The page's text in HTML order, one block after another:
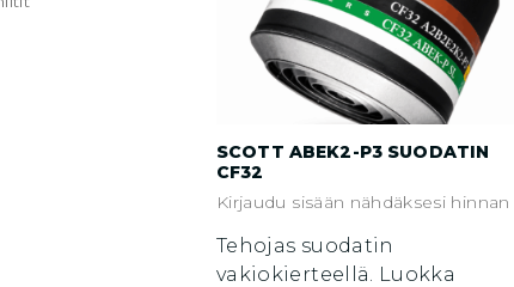
SCOTT ABEK2-P3 SUODATIN
CF32
Kirjaudu sisään nähdäksesi hinnan
Tehojas suodatin
vakiokierteellä. Luokka